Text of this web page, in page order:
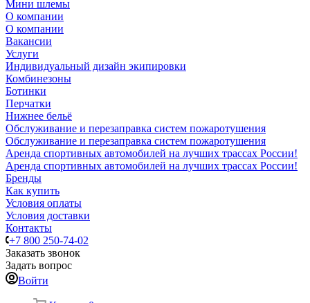
Мини шлемы
О компании
О компании
Вакансии
Услуги
Индивидуальный дизайн экипировки
Комбинезоны
Ботинки
Перчатки
Нижнее бельё
Обслуживание и перезаправка систем пожаротушения
Обслуживание и перезаправка систем пожаротушения
Аренда спортивных автомобилей на лучших трассах России!
Аренда спортивных автомобилей на лучших трассах России!
Бренды
Как купить
Условия оплаты
Условия доставки
Контакты
+7 800 250-74-02
Заказать звонок
Задать вопрос
Войти